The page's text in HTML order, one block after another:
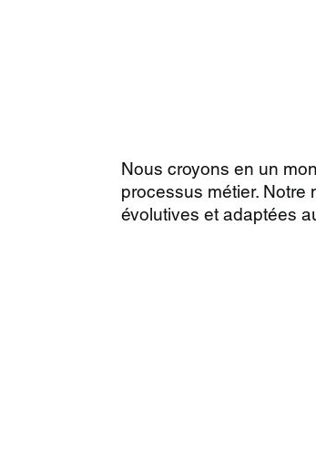
Nous croyons en un
processus métier.
évolutives et adaptées